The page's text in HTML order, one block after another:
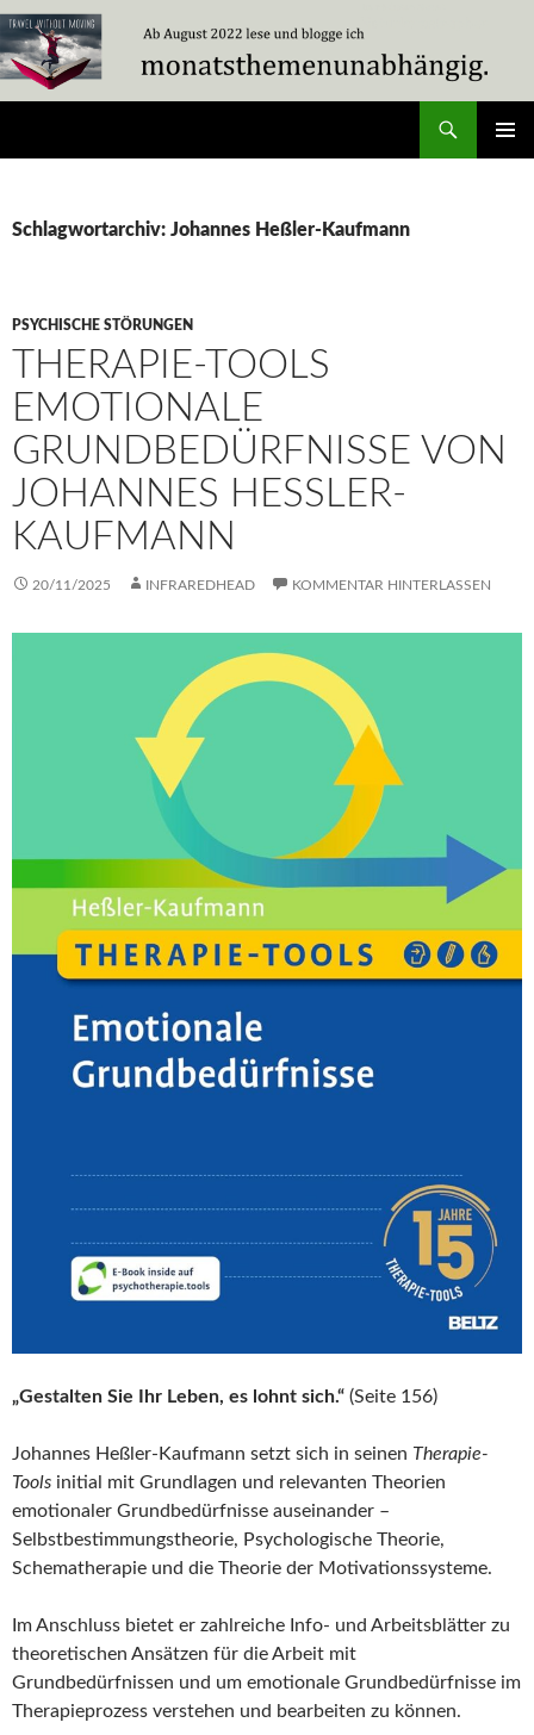
Zum
Inhalt
springen
Schlagwortarchiv: Johannes Heßler-Kaufmann
PSYCHISCHE STÖRUNGEN
THERAPIE-TOOLS
EMOTIONALE
GRUNDBEDÜRFNISSE VON
JOHANNES HESSLER-K
AUFMANN
20/11/2025 INFRAREDHEAD KOMMENTAR HINTERLASSEN
„Gestalten Sie Ihr Leben, es lohnt sich.“ (Seite 156)
Johannes Heßler-Kaufmann setzt sich in seinen Therapie-
Tools initial mit Grundlagen und relevanten Theorien
emotionaler Grundbedürfnisse auseinander –
Selbstbestimmungstheorie, Psychologische Theorie,
Schematherapie und die Theorie der Motivationssysteme.
Im Anschluss bietet er zahlreiche Info- und Arbeitsblätter zu
theoretischen Ansätzen für die Arbeit mit
Grundbedürfnissen und um emotionale Grundbedürfnisse im
Therapieprozess verstehen und bearbeiten zu können.